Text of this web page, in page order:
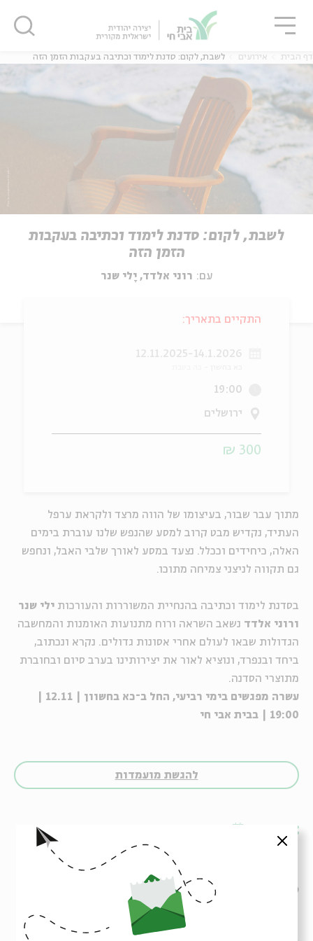
דף הבית אירועים לשבת, לקום: סדנת לימוד וכתיבה בעקבות הזמן הזה
לשבת, לקום: סדנת לימוד וכתיבה בעקבות
הזמן הזה
עם: רוני אלדד, יָלי שנר
מתוך עבר שבור, בעיצומו של הווה מרצד ולקראת ערפל
העתיד, נקדיש מבט קרוב למסע שהנפש שלנו עוברת בימים
האלה, כיחידים וככלל. נצעד במסע לאורך שלבי האבל, ונחפש
גם תקווה לניצני צמיחה מתוכו.
בסדנת לימוד וכתיבה בהנחיית המשוררות והעורכות ילי שנר
ורוני אלדד נשאב השראה ורוח מתנועות האומנות והמחשבה
הגדולות שבאו לעולם אחרי אסונות גדולים. נקרא ונכתוב,
ביחד ובנפרד, ונוציא לאור את יצירותינו בערב סיום ובחוברת
מתוצרי הסדנה.
עשרה מפגשים בימי רביעי, החל ב־כא בחשוון |
19:00 | בבית אבי חי
להגשת מועמדות
הרשמה לאירועים דומים
סדרה של מפגשים
התקיים בתאריך:
12.11.2025-14.1.2026
19:00
ירושלים
300 ₪
סגור
סגור